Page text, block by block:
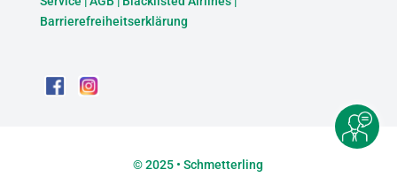
Barrierefreiheitserklärung
©2025 • Schmetterling